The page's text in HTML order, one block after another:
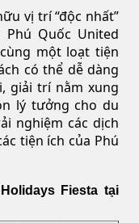
vị trí “độc nhất”
Quốc United
một loạt tiện
có thể dễ dàng
giải trí nằm xung
lý tưởng cho du
nghiệm các dịch
tiện ích của Phú
Fiesta tại